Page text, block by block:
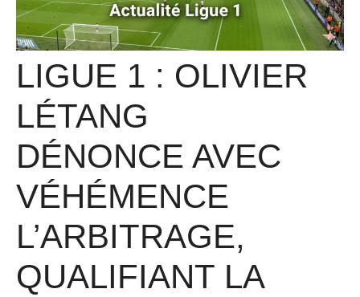
LIGUE 1 : OLIVIER
LÉTANG
DÉNONCE AVEC
VÉHÉMENCE
L’ARBITRAGE,
QUALIFIANT LA